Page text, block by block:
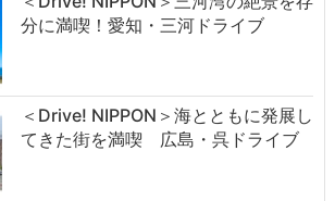
分に満喫！愛知・三河ドライブ
＜Drive! NIPPON＞海とともに発展し
てきた街を満喫 広島・呉ドライブ